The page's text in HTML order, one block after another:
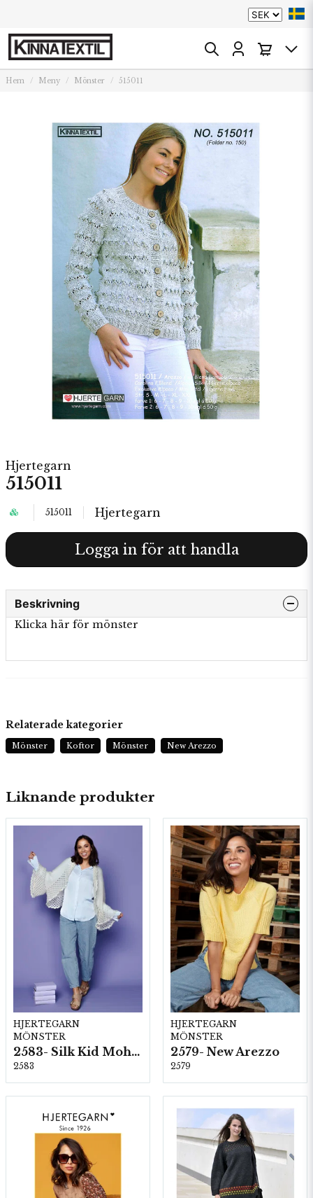
Hem Meny Mönster 515011
Hjertegarn
515011
515011 Hjertegarn
Logga in för att handla
Beskrivning
Klicka här för mönster
Liknande produkter
HJERTEGARN
MÖNSTER
2583- Silk Kid Mohair
2583
HJERTEGARN
MÖNSTER
2579- New Arezzo
2579
Relaterade kategorier
Mönster Koftor Mönster New Arezzo